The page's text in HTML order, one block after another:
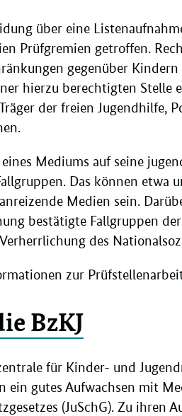
über eine
Prüfgremien getroffen.
gegenüber
hierzu berechtigten Stelle
der freien Jugendhilfe,
Mediums auf seine
Das können
anreizende Medien sein.
bestätigte Fallgruppen
des
zur
BzKJ
für Kinder- und
ein gutes Aufwachsen mit
(JuSchG). Zu ihren